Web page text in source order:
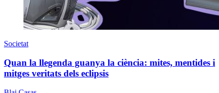
Societat
Quan la llegenda guanya la ciència: mites, mentides i
mitges veritats dels eclipsis